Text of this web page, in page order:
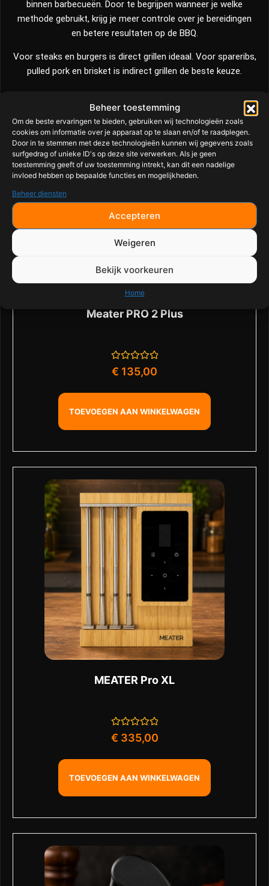
Beheer toestemming
Om de beste ervaringen te bieden, gebruiken wij technologieën zoals
cookies om informatie over je apparaat op te slaan en/of te raadplegen.
Door in te stemmen met deze technologieën kunnen wij gegevens zoals
surfgedrag of unieke ID's op deze site verwerken. Als je geen
toestemming geeft of uw toestemming intrekt, kan dit een nadelige
invloed hebben op bepaalde functies en mogelijkheden.
Beheer diensten
Accepteren
Weigeren
Bekijk voorkeuren
Home
binnen barbecueën. Door te begrijpen wanneer je welke
methode gebruikt, krijg je meer controle over je bereidingen
en betere resultaten op de BBQ.
Voor steaks en burgers is direct grillen ideaal. Voor spareribs,
pulled pork en brisket is indirect grillen de beste keuze.
Meater PRO 2 Plus
Gewaardeerd
0
5
€ 135,00
TOEVOEGEN AAN WINKELWAGEN
MEATER Pro XL
Gewaardeerd
0
5
€ 335,00
TOEVOEGEN AAN WINKELWAGEN